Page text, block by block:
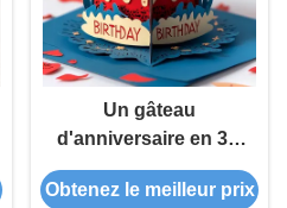
Un gâteau
d'anniversaire en 3D
en forme exquise Des
dessins variés pour
Obtenez le meilleur prix